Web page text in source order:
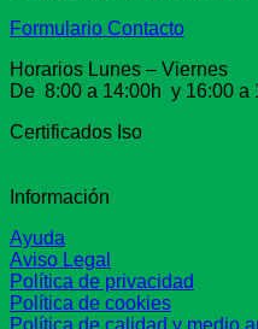
Formulario Contacto
Horarios Lunes – Viernes
De 8:00 a 14:00h y 16:00 a
Certificados Iso
Información
Ayuda
Aviso Legal
Política de privacidad
Política de cookies